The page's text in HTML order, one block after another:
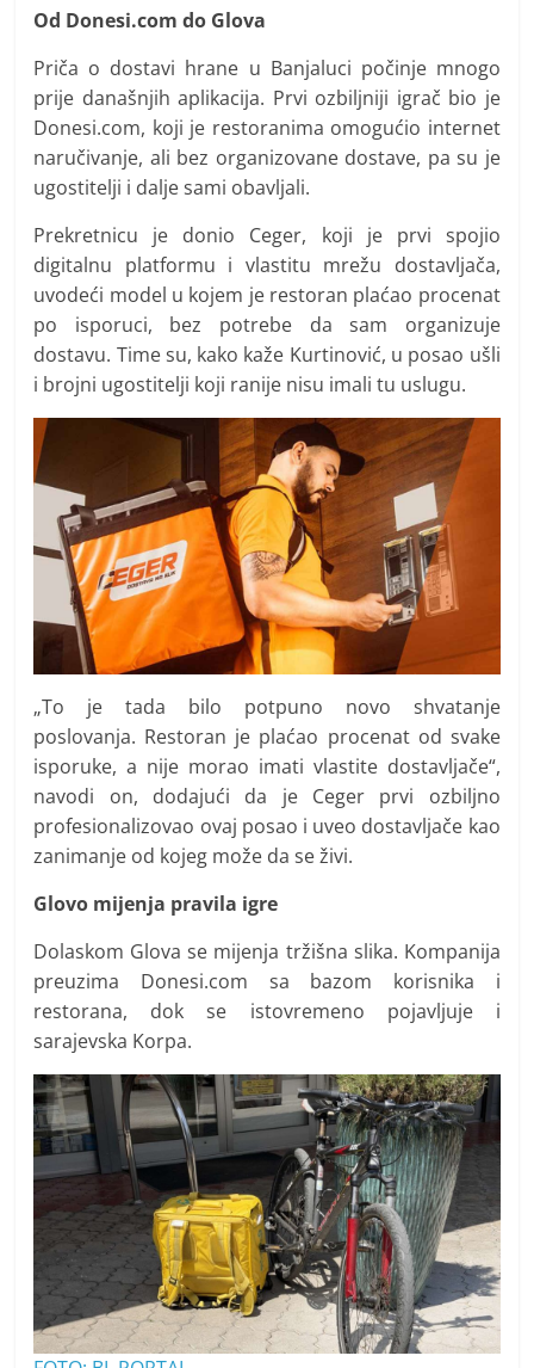
Od Donesi.com do Glova
Priča o dostavi hrane u Banjaluci počinje mnogo
prije današnjih aplikacija. Prvi ozbiljniji igrač bio je
Donesi.com, koji je restoranima omogućio internet
naručivanje, ali bez organizovane dostave, pa su je
ugostitelji i dalje sami obavljali.
Prekretnicu je donio Ceger, koji je prvi spojio
digitalnu platformu i vlastitu mrežu dostavljača,
uvodeći model u kojem je restoran plaćao procenat
po isporuci, bez potrebe da sam organizuje
dostavu. Time su, kako kaže Kurtinović, u posao ušli
i brojni ugostitelji koji ranije nisu imali tu uslugu.
„To je tada bilo potpuno novo shvatanje
poslovanja. Restoran je plaćao procenat od svake
isporuke, a nije morao imati vlastite dostavljače“,
navodi on, dodajući da je Ceger prvi ozbiljno
profesionalizovao ovaj posao i uveo dostavljače kao
zanimanje od kojeg može da se živi.
Glovo mijenja pravila igre
Dolaskom Glova se mijenja tržišna slika. Kompanija
preuzima Donesi.com sa bazom korisnika i
restorana, dok se istovremeno pojavljuje i
sarajevska Korpa.